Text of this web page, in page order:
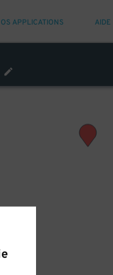
APPLICATIONS AIDE